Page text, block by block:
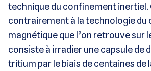
technique du confinement inertiel.
contrairement à la technologie
magnétique que l’on retrouve sur
consiste à irradier une capsule de
tritium par le biais de centaines de